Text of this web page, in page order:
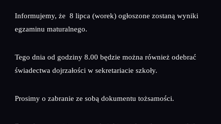
Informujemy, że 8 lipca (worek) ogłoszone zostaną wyniki
egzaminu maturalnego.
Tego dnia od godziny 8.00 będzie można również odebrać
świadectwa dojrzałości w sekretariacie szkoły.
Prosimy o zabranie ze sobą dokumentu tożsamości.